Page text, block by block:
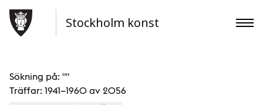
Stockholm konst
Sökning på: ""
Träffar: 1941–1960 av 2056